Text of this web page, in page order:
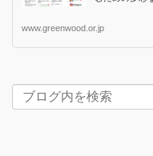
www.greenwood.or.jp